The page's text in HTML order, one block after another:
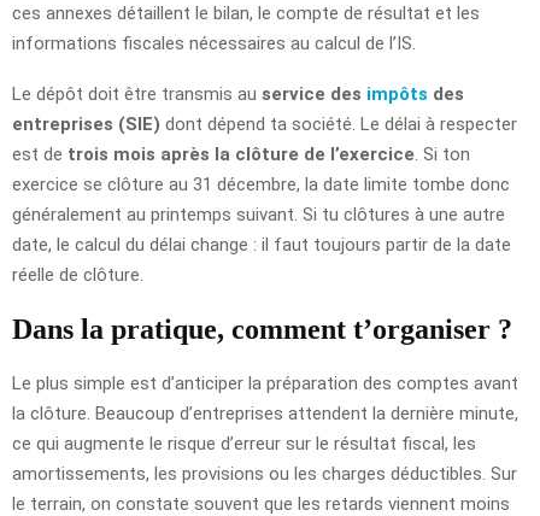
ces annexes détaillent le bilan, le compte de résultat et les
informations fiscales nécessaires au calcul de l’IS.
Le dépôt doit être transmis au service des impôts des
entreprises (SIE) dont dépend ta société. Le délai à respecter
est de trois mois après la clôture de l’exercice . Si ton
exercice se clôture au 31 décembre, la date limite tombe donc
généralement au printemps suivant. Si tu clôtures à une autre
date, le calcul du délai change : il faut toujours partir de la date
réelle de clôture.
Dans la pratique, comment t’organiser ?
Le plus simple est d’anticiper la préparation des comptes avant
la clôture. Beaucoup d’entreprises attendent la dernière minute,
ce qui augmente le risque d’erreur sur le résultat fiscal, les
amortissements, les provisions ou les charges déductibles. Sur
le terrain, on constate souvent que les retards viennent moins